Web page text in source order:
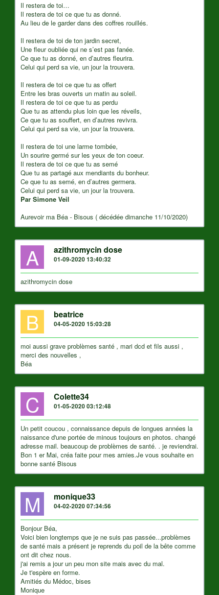
Il restera de toi…
Il restera de toi ce que tu as donné.
Au lieu de le garder dans des coffres rouillés.
Il restera de toi de ton jardin secret,
Une fleur oubliée qui ne s’est pas fanée.
Ce que tu as donné, en d’autres fleurira.
Celui qui perd sa vie, un jour la trouvera.
Il restera de toi ce que tu as offert
Entre les bras ouverts un matin au soleil.
Il restera de toi ce que tu as perdu
Que tu as attendu plus loin que les réveils,
Ce que tu as souffert, en d’autres revivra.
Celui qui perd sa vie, un jour la trouvera.
Il restera de toi une larme tombée,
Un sourire germé sur les yeux de ton coeur.
Il restera de toi ce que tu as semé
Que tu as partagé aux mendiants du bonheur.
Ce que tu as semé, en d’autres germera.
Celui qui perd sa vie, un jour la trouvera.
Par Simone Veil
Aurevoir ma Béa - Bisous ( décédée dimanche 11/10/2020)
A azithromycin dose
01-09-2020 13:40:32
azithromycin dose
B beatrice
04-05-2020 15:03:28
moi aussi grave problèmes santé , mari dcd et fils aussi ,
merci des nouvelles ,
Béa
C Colette34
01-05-2020 03:12:48
Un petit coucou , connaissance depuis de longues années la
naissance d'une portée de minous toujours en photos. changé
adresse mail. beaucoup de problèmes de santé. . je reviendrai.
Bon 1 er Mai, créa faite pour mes amies.Je vous souhaite en
bonne santé Bisous
M monique33
04-02-2020 07:34:56
Bonjour Béa,
Voici bien longtemps que je ne suis pas passée...problèmes
de santé mais a présent je reprends du poil de la bête comme
ont dit chez nous.
j'ai remis a jour un peu mon site mais avec du mal.
Je t'espère en forme.
Amitiés du Médoc, bises
Monique